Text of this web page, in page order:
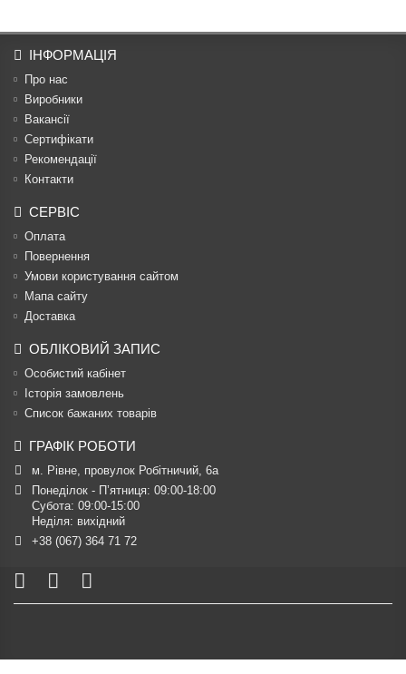
ІНФОРМАЦІЯ
Про нас
Виробники
Вакансії
Сертифікати
Рекомендації
Контакти
СЕРВІС
Оплата
Повернення
Умови користування сайтом
Мапа сайту
Доставка
ОБЛІКОВИЙ ЗАПИС
Особистий кабінет
Історія замовлень
Список бажаних товарів
ГРАФІК РОБОТИ
м. Рівне, провулок Робітничий, 6а
Понеділок - П’ятниця: 09:00-18:00
Субота: 09:00-15:00
Неділя: вихідний
+38 (067) 364 71 72